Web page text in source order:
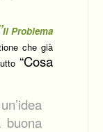
Il Problema
che già
“Cosa
buona